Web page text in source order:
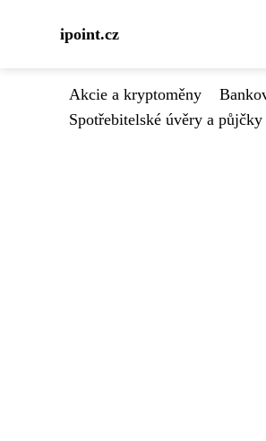
ipoint.cz
Akcie a kryptoměny
Spotřebitelské úvěry a půjčky